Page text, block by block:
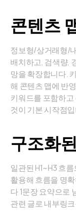
콘텐츠
정보형/상거래형/
배치하고, 검색량,
망을 확장합니다.
해 콘텐츠 맵에 반
키워드를 포함하
것이 기본 시작점
구조화
일관된 H1~H3 흐
활용해 흐름을 명
다 1문장 요약으로
관련 글로 내부링